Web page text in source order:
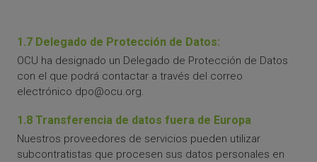
1.7 Delegado de Protección de Datos:
OCU ha designado un Delegado de Protección de Datos
con el que podrá contactar a través del correo
electrónico dpo@ocu.org.
1.8 Transferencia de datos fuera de Europa
Nuestros proveedores de servicios pueden utilizar
subcontratistas que procesen sus datos personales en